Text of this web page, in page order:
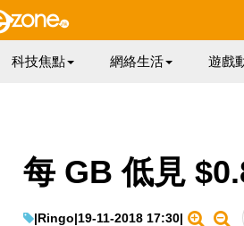
科技焦點 網絡生活 遊戲
每 GB 低見
|Ringo|19-11-2018 17:30|